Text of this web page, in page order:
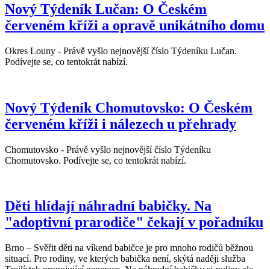
Nový Týdeník Lučan: O Českém
červeném kříži a opravě unikátního domu
Okres Louny - Právě vyšlo nejnovější číslo Týdeníku Lučan.
Podívejte se, co tentokrát nabízí.
Nový Týdeník Chomutovsko: O Českém
červeném kříži i nálezech u přehrady
Chomutovsko - Právě vyšlo nejnovější číslo Týdeníku
Chomutovsko. Podívejte se, co tentokrát nabízí.
Děti hlídají náhradní babičky. Na
"adoptivní prarodiče" čekají v pořadníku
Brno – Svěřit děti na víkend babičce je pro mnoho rodičů běžnou
situací. Pro rodiny, ve kterých babička není, skýtá naději služba